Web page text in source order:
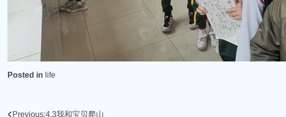
Posted in life
Previous:4.3我和宝贝爬山